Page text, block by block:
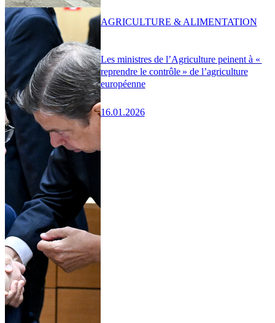
Les ministres de l’Agriculture peinent à «
reprendre le contrôle » de l’agriculture
européenne
16.01.2026
AGRICULTURE & ALIMENTATION